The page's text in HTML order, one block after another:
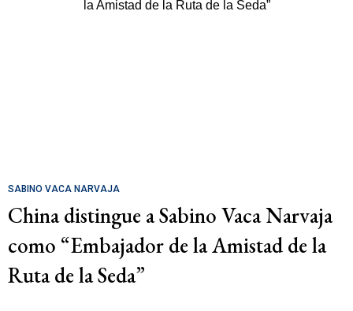
SABINO VACA NARVAJA
China distingue a Sabino Vaca Narvaja
como “Embajador de la Amistad de la
Ruta de la Seda”